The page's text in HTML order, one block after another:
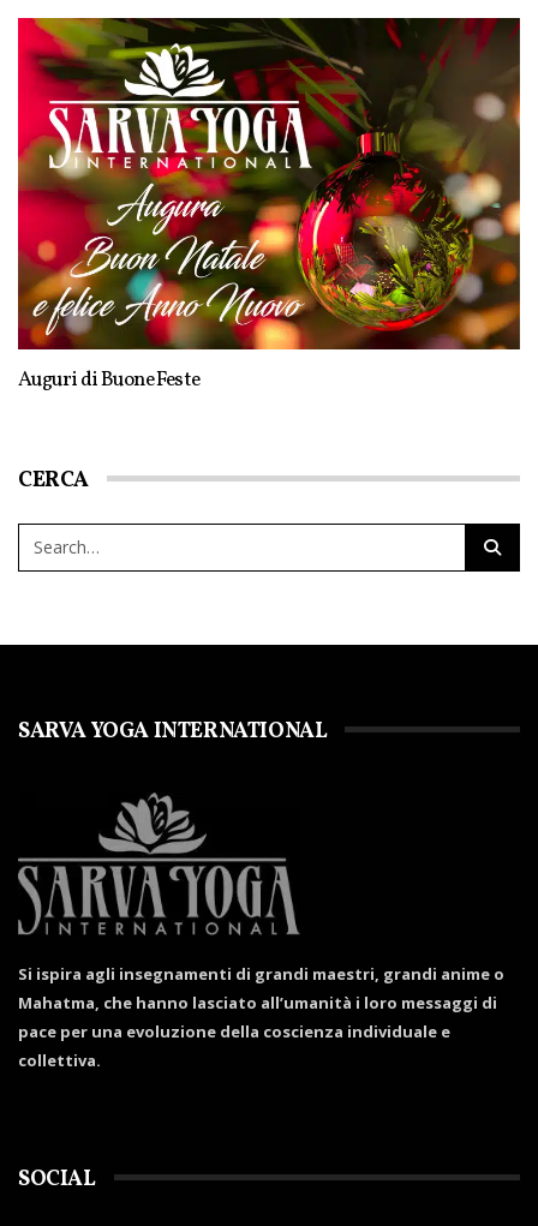
Auguri di Buone Feste
CERCA
SARVA YOGA INTERNATIONAL
Si ispira agli insegnamenti di grandi maestri, grandi anime o
Mahatma, che hanno lasciato all’umanità i loro messaggi di
pace per una evoluzione della coscienza individuale e
collettiva.
SOCIAL